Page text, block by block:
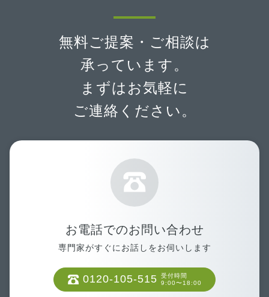
無料ご提案・ご相談は
承っています。
まずはお気軽に
ご連絡ください。
お電話でのお問い合わせ
専門家がすぐにお話しをお伺いします
0120-105-515
受付時間
9:00〜18:00